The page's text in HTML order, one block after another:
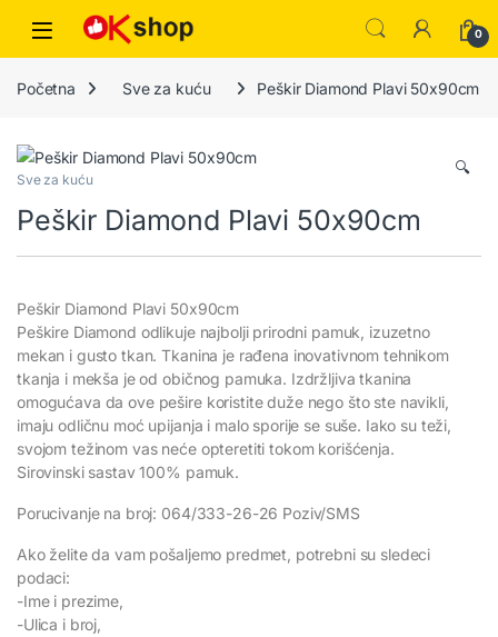
0
Početna Sve za kuću Peškir Diamond Plavi 50x90cm
🔍
Sve za kuću
Peškir Diamond Plavi 50x90cm
Peškir Diamond Plavi 50x90cm
Peškire Diamond odlikuje najbolji prirodni pamuk, izuzetno
mekan i gusto tkan. Tkanina je rađena inovativnom tehnikom
tkanja i mekša je od običnog pamuka. Izdržljiva tkanina
omogućava da ove pešire koristite duže nego što ste navikli,
imaju odličnu moć upijanja i malo sporije se suše. Iako su teži,
svojom težinom vas neće opteretiti tokom korišćenja.
Sirovinski sastav 100% pamuk.
Porucivanje na broj: 064/333-26-26 Poziv/SMS
Ako želite da vam pošaljemo predmet, potrebni su sledeci
podaci:
-Ime i prezime,
-Ulica i broj,